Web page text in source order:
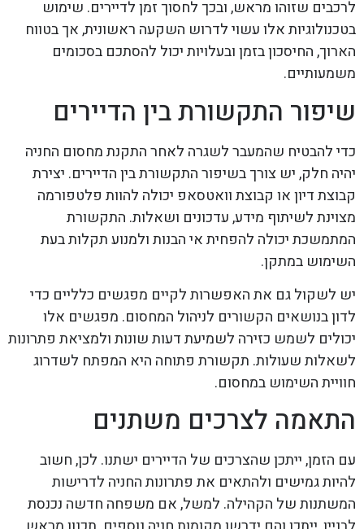
לרכבים שזוהו מראש, ובכך לחסוך זמן לדיירים. שימוש
בטכנולוגיות אלו עשוי לדרוש השקעה ראשונית, אך בטווח
הארוך, החיסכון בזמן ובעלויות יכול להסתכם בסכומים
משמעותיים.
שיפור התקשורת בין הדיירים
כדי להבטיח שהמעבר לשגרה לאחר התקנת מחסום החניה
יהיה חלק, יש צורך בשיפור התקשורת בין הדיירים. יצירת
קבוצת דיון או קבוצת וואטסאפ יכולה להוות פלטפורמה
מצוינת לשיתוף מידע, עדכונים ושאלות. התקשורת
המתמשכת יכולה להפחית אי הבנות ולמנוע תקלות בעת
השימוש במתקן.
יש לשקול גם את האפשרות לקיים מפגשים כלליים כדי
לדון בנושאים הקשורים לניהול המחסום. מפגשים אלו
יכולים לשמש כזירה לשמיעת דעות שונות ולמציאת פתרונות
לשאלות שעולות. תקשורת פתוחה היא המפתח לשדרוג
חוויית השימוש במחסום.
התאמה לצרכים משתנים
עם הזמן, ייתכן שהצרכים של הדיירים ישתנו. לכן, חשוב
להיות גמישים ולהתאים את פתרונות החניה לדרישות
המשתנות של הקהילה. למשל, אם משפחה חדשה נכנסת